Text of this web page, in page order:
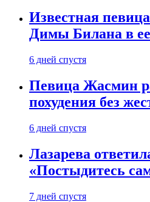
Известная
Димы Билана в
6 дней спустя
Певица Жасмин
похудения без
6 дней спустя
Лазарева
«Постыдитесь
7 дней спустя